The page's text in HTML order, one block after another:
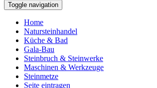
Toggle navigation
Home
Natursteinhandel
Küche & Bad
Gala-Bau
Steinbruch & Steinwerke
Maschinen & Werkzeuge
Steinmetze
Seite eintragen